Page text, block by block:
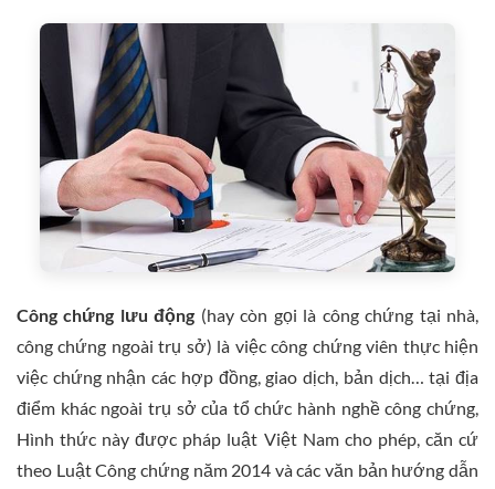
Công chứng lưu động (hay còn gọi là công chứng tại nhà,
công chứng ngoài trụ sở) là việc công chứng viên thực hiện
việc chứng nhận các hợp đồng, giao dịch, bản dịch… tại địa
điểm khác ngoài trụ sở của tổ chức hành nghề công chứng,
Hình thức này được pháp luật Việt Nam cho phép, căn cứ
theo Luật Công chứng năm 2014 và các văn bản hướng dẫn